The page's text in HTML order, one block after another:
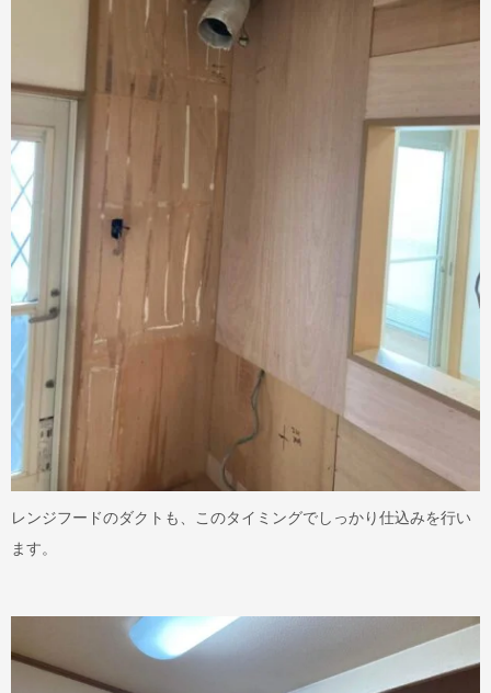
レンジフードのダクトも、このタイミングでしっかり仕込みを行い
ます。